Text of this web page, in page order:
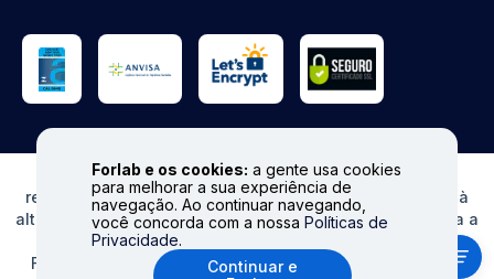
Forlab e os cookies: a gente usa cookies
para melhorar a sua experiência de
navegação. Ao continuar navegando,
você concorda com a nossa Políticas de
Privacidade.
Continuar e
© FORLAB - Todos os direitos reservados. Proibida
reprodução total ou parcial. Preços e Estoques sujeitos à
alteração sem aviso prévio. Ofertas válidas somente para a
loja virtual. Fale conosco|
Formas de pagamento aceitas: cartões de crédito (Visa,